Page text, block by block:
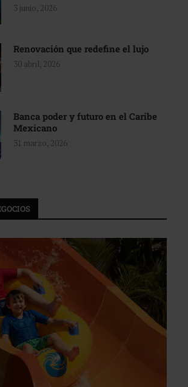
3 junio, 2026
Renovación que redefine el lujo
30 abril, 2026
Banca poder y futuro en el Caribe
Mexicano
31 marzo, 2026